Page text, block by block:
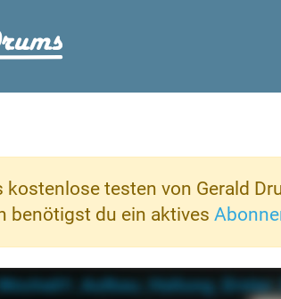
kostenlose testen von Gerald
benötigst du ein aktives